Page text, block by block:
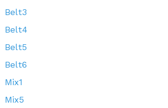
Belt3
Belt4
Belt5
Belt6
Mix1
Mix5